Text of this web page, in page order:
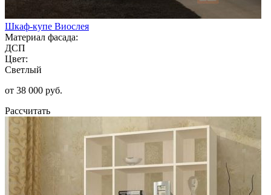
Шкаф-купе Виослея
Материал фасада:
ДСП
Цвет:
Светлый
от 38 000 руб.
Рассчитать